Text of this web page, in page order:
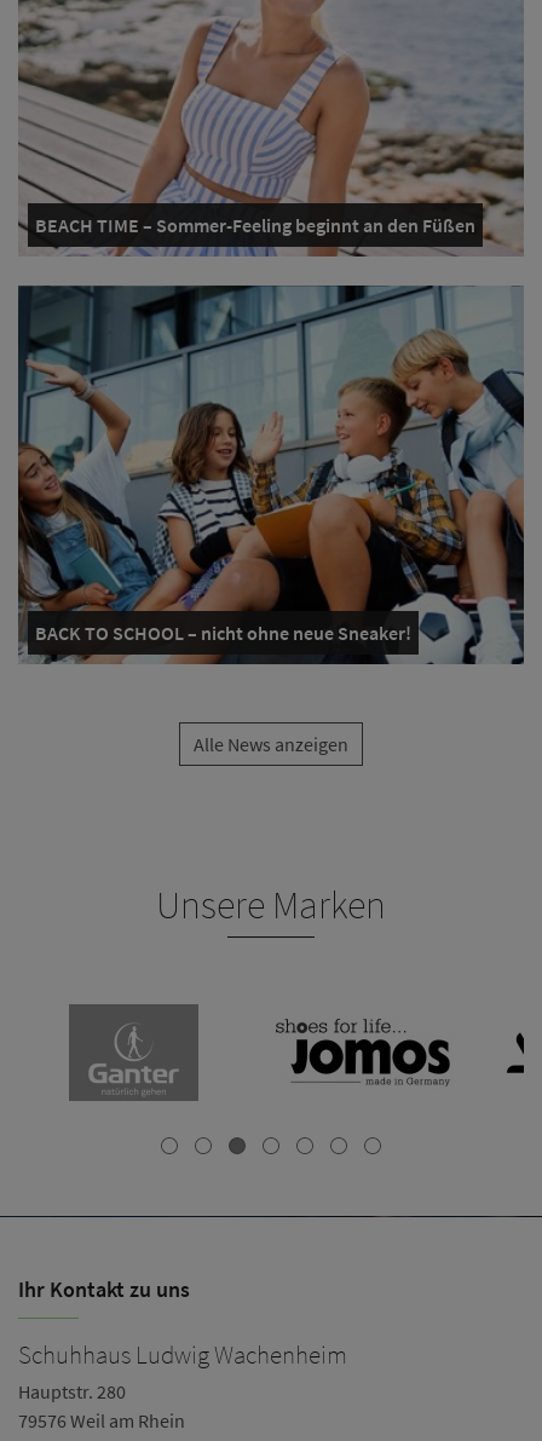
BEACH TIME – Sommer-Feeling beginnt an den Füßen
BACK TO SCHOOL – nicht ohne neue Sneaker!
Alle News anzeigen
Unsere Marken
Ihr Kontakt zu uns
Schuhhaus Ludwig Wachenheim
Hauptstr. 280
79576 Weil am Rhein